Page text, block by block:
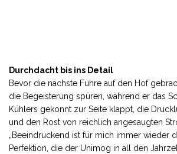
Durchdacht bis ins Detail
Bevor die nächste Fuhre auf den Hof
die Begeisterung spüren, während er das
Kühlers gekonnt zur Seite klappt, die
und den Rost von reichlich angesaugten
„Beeindruckend ist für mich immer wieder
Perfektion, die der Unimog in all den